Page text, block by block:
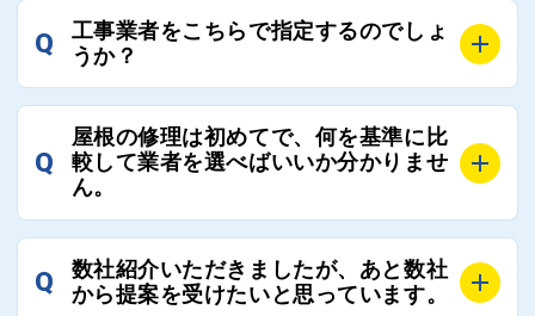
Q
工事業者をこちらで指定するのでしょ
うか？
お客様のご要望をお聞きし、条件に合った工事業者を
最大3社まで選定し、ご紹介いたします。
そのため、お客様に比較する業者を選定いただく必要
Q
屋根の修理は初めてで、何を基準に比
較して業者を選べばいいか分かりませ
ん。
選定基準はお客様によって異なりますが、価格はもち
ろんのこと、実績面や保証面、担当者の人柄や社歴、
Q
数社紹介いただきましたが、あと数社
から提案を受けたいと思っています。